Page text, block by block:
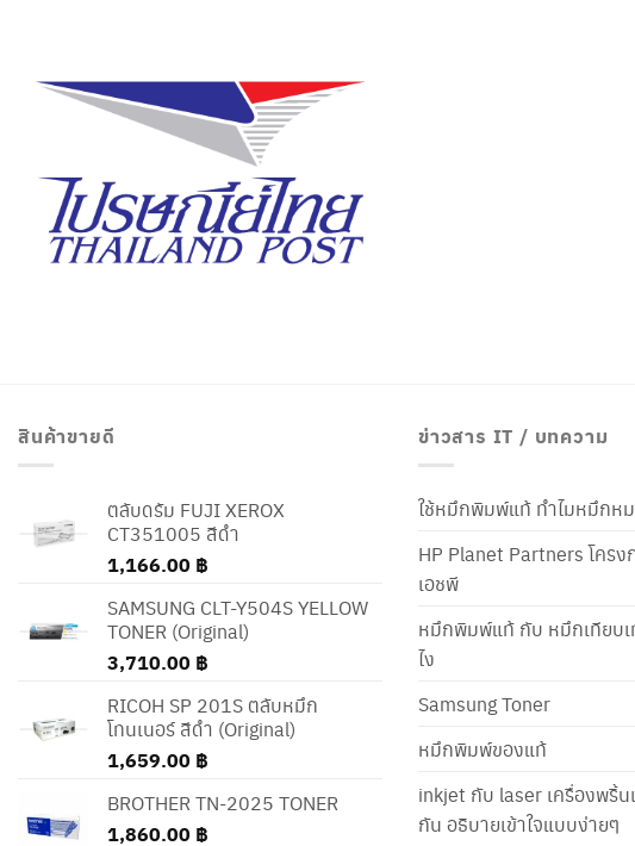
สินค้าขายดี
ตลับดรัม FUJI XEROX
CT351005 สีดำ
1,166.00 ฿
SAMSUNG CLT-Y504S YELLOW
TONER (Original)
3,710.00 ฿
RICOH SP 201S ตลับหมึก
โทนเนอร์ สีดำ (Original)
1,659.00 ฿
BROTHER TN-2025 TONER
1,860.00 ฿
ข่าวสาร IT / บทความ
ใช้หมึกพิมพ์แท้ ทำไมหมึกหม
HP Planet Partners โครง
เอชพี
หมึกพิมพ์แท้ กับ หมึกเทียบ
ไง
Samsung Toner
หมึกพิมพ์ของแท้
inkjet กับ laser เครื่องพริ้น
กัน อธิบายเข้าใจแบบง่ายๆ